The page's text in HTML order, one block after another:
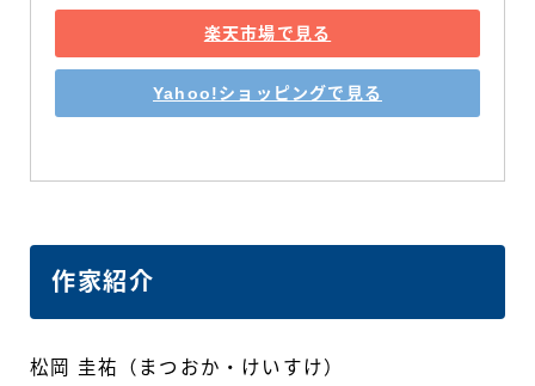
楽天市場で見る
Yahoo!ショッピングで見る
作家紹介
松岡 圭祐（まつおか・けいすけ）